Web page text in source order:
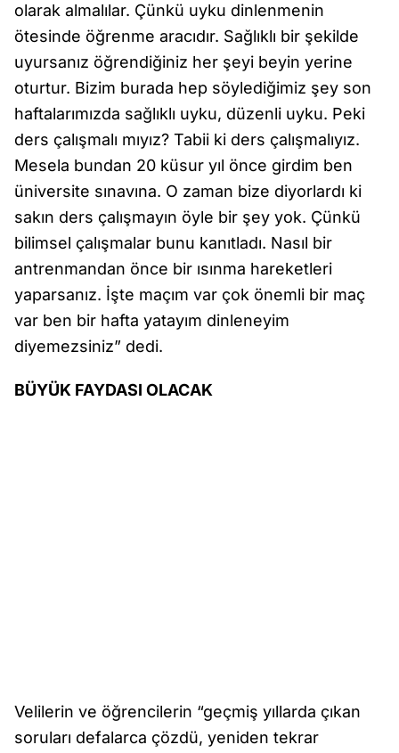
olarak almalılar. Çünkü uyku dinlenmenin
ötesinde öğrenme aracıdır. Sağlıklı bir şekilde
uyursanız öğrendiğiniz her şeyi beyin yerine
oturtur. Bizim burada hep söylediğimiz şey son
haftalarımızda sağlıklı uyku, düzenli uyku. Peki
ders çalışmalı mıyız? Tabii ki ders çalışmalıyız.
Mesela bundan 20 küsur yıl önce girdim ben
üniversite sınavına. O zaman bize diyorlardı ki
sakın ders çalışmayın öyle bir şey yok. Çünkü
bilimsel çalışmalar bunu kanıtladı. Nasıl bir
antrenmandan önce bir ısınma hareketleri
yaparsanız. İşte maçım var çok önemli bir maç
var ben bir hafta yatayım dinleneyim
diyemezsiniz” dedi.
BÜYÜK FAYDASI OLACAK
Velilerin ve öğrencilerin “geçmiş yıllarda çıkan
soruları defalarca çözdü, yeniden tekrar